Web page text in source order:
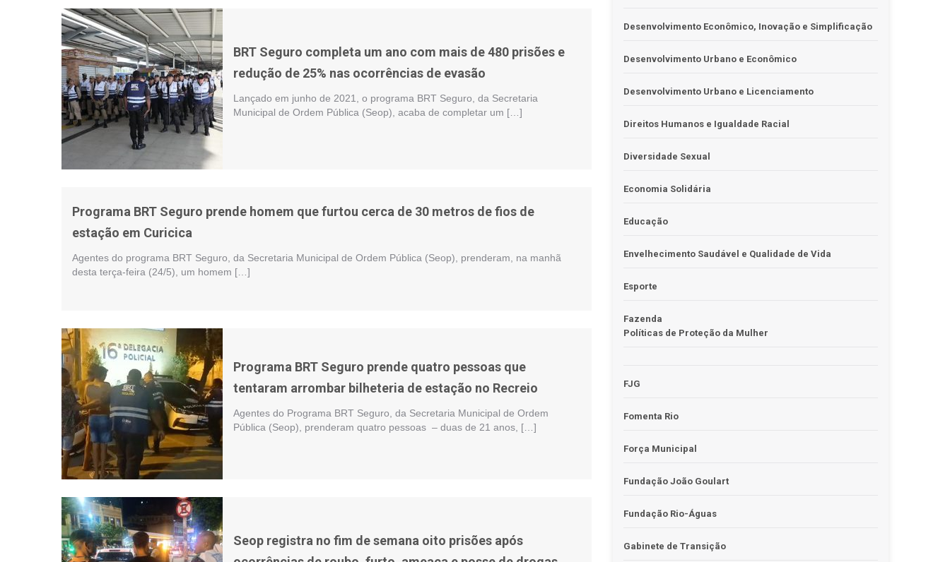
BRT Seguro completa um ano com mais de 480 prisões e
redução de 25% nas ocorrências de evasão
Lançado em junho de 2021, o programa BRT Seguro, da Secretaria
Municipal de Ordem Pública (Seop), acaba de completar um […]
Programa BRT Seguro prende homem que furtou cerca de 30 metros de fios de
estação em Curicica
Agentes do programa BRT Seguro, da Secretaria Municipal de Ordem Pública (Seop), prenderam, na manhã
desta terça-feira (24/5), um homem […]
Programa BRT Seguro prende quatro pessoas que
tentaram arrombar bilheteria de estação no Recreio
Agentes do Programa BRT Seguro, da Secretaria Municipal de Ordem
Pública (Seop), prenderam quatro pessoas – duas de 21 anos, […]
Seop registra no fim de semana oito prisões após
Desenvolvimento Econômico, Inovação e Simplificação
Desenvolvimento Urbano e Econômico
Desenvolvimento Urbano e Licenciamento
Direitos Humanos e Igualdade Racial
Diversidade Sexual
Economia Solidária
Educação
Envelhecimento Saudável e Qualidade de Vida
Esporte
Fazenda
Políticas de Proteção da Mulher
FJG
Fomenta Rio
Força Municipal
Fundação João Goulart
Fundação Rio-Águas
Gabinete de Transição